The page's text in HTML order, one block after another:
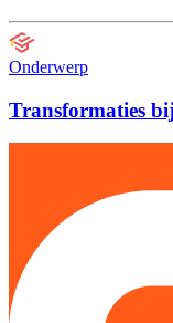
Onderwerp
Transformaties